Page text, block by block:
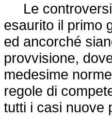
Le
esaurito il primo
ed ancorché
provvisione,
medesime
regole di
tutti i casi nuove